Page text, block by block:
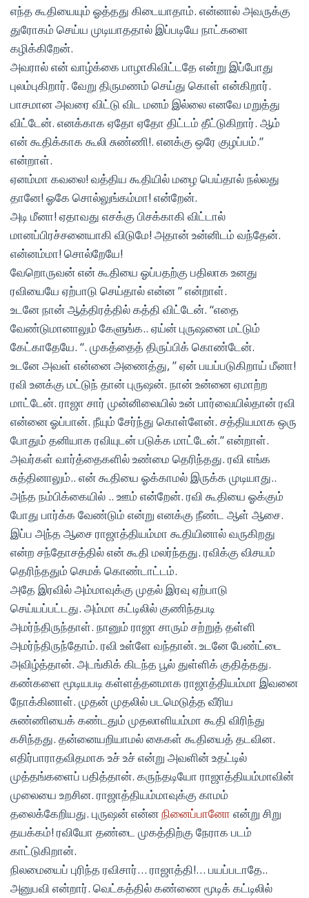
எந்த கூதியையும் ஓத்தது கிடையாதாம். என்னால் அவருக்கு
துரோகம் செய்ய முடியாததால் இப்படியே நாட்களை
கழிக்கிறேன்.
அவரால் என் வாழ்க்கை பாழாகிவிட்டதே என்று இப்போது
புலம்புகிறார். வேறு திருமணம் செய்து கொள் என்கிறார்.
பாசமான அவரை விட்டு விட மனம் இல்லை எனவே மறுத்து
விட்டேன். எனக்காக ஏதோ ஏதோ திட்டம் தீட்டுகிறார். ஆம்
என் கூதிக்காக கூலி சுண்ணி!. எனக்கு ஒரே குழப்பம்.”
என்றாள்.
ஏனம்மா கவலை! வத்திய கூதியில் மழை பெய்தால் நல்லது
தானே! ஓகே சொல்லுங்கம்மா! என்றேன்.
அடி மீனா! ஏதாவது எசக்கு பிசக்காகி விட்டால்
மானப்பிரச்சனையாகி விடுமே! அதான் உன்னிடம் வந்தேன்.
என்னம்மா! சொல்றேயே!
வேறொருவன் என் கூதியை ஓப்பதற்கு பதிலாக உனது
ரவியையே ஏற்பாடு செய்தால் என்ன ” என்றாள்.
உடனே நான் ஆத்திரத்தில் கத்தி விட்டேன். “எதை
வேண்டுமானாலும் கேளுங்க.. ஏய்ன் புருஷனை மட்டும்
கேட்காதேயே. “. முகத்தைத் திருப்பிக் கொண்டேன்.
உடனே அவள் என்னை அணைத்து, ” ஏன் பயப்படுகிறாய் மீனா!
ரவி உனக்கு மட்டுந் தான் புருஷன். நான் உன்னை ஏமாற்ற
மாட்டேன். ராஜா சார் முன்னிலையில் உன் பார்வையில்தான் ரவி
என்னை ஓப்பான். நீயும் சேர்ந்து கொள்ளேன். சத்தியமாக ஒரு
போதும் தனியாக ரவியுடன் படுக்க மாட்டேன்.” என்றாள்.
அவர்கள் வார்த்தைகளில் உண்மை தெரிந்தது. ரவி எங்க
சுத்தினாலும்.. என் கூதியை ஓக்காமல் இருக்க முடியாது..
அந்த நம்பிக்கையில் .. ஊம் என்றேன். ரவி கூதியை ஓக்கும்
போது பார்க்க வேண்டும் என்று எனக்கு நீண்ட ஆள் ஆசை.
இப்ப அந்த ஆசை ராஜாத்தியம்மா கூதியினால் வருகிறது
என்ற சந்தோசத்தில் என் கூதி மலர்ந்தது. ரவிக்கு விசயம்
தெரிந்ததும் செமக் கொண்டாட்டம்.
அதே இரவில் அம்மாவுக்கு முதல் இரவு ஏற்பாடு
செய்யப்பட்டது. அம்மா கட்டிலில் குணிந்தபடி
அமர்ந்திருந்தாள். நானும் ராஜா சாரும் சற்றுத் தள்ளி
அமர்ந்திருந்தோம். ரவி உள்ளே வந்தான். உடனே பேண்ட்டை
அவிழ்த்தான். அடங்கிக் கிடந்த பூல் துள்ளிக் குதித்தது.
கண்களை மூடியபடி கள்ளத்தனமாக ராஜாத்தியம்மா இவனை
நோக்கினாள். முதன் முதலில் படமெடுத்த வீரிய
சுண்ணியைக் கண்டதும் முதலாளியம்மா கூதி விரிந்து
கசிந்தது. தன்னையறியாமல் கைகள் கூதியைத் தடவின.
எதிர்பாராதவிதமாக உச் உச் என்று அவளின் உதட்டில்
முத்தங்களைப் பதித்தான். கருந்தடியோ ராஜாத்தியம்மாவின்
முலையை உறசின. ராஜாத்தியம்மாவுக்கு காமம்
தலைக்கேறியது. புருஷன் என்னநினைப்பானோ என்று சிறு
தயக்கம்! ரவியோ தண்டை முகத்திற்கு நேராக படம்
காட்டுகிறான்.
நிலமையைப் புரிந்த ரவிசார்… ராஜாத்தி!… பயப்படாதே..
அனுபவி என்றார். வெட்கத்தில் கண்ணை மூடிக் கட்டிலில்